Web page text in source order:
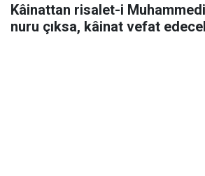
Kâinattan risalet-i
nuru çıksa, kâinat vefat